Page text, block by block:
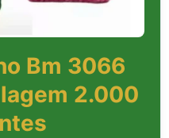
Bm 3066
2.000